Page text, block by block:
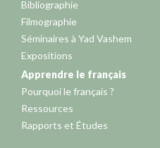
Bibliographie
Filmographie
Séminaires à Yad Vashem
Expositions
Apprendre le français
Pourquoi le français ?
Ressources
Rapports et Études